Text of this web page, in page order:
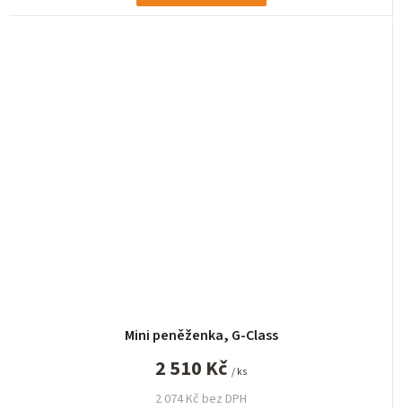
Mini peněženka, G-Class
2 074 Kč bez DPH
2 510 Kč / ks